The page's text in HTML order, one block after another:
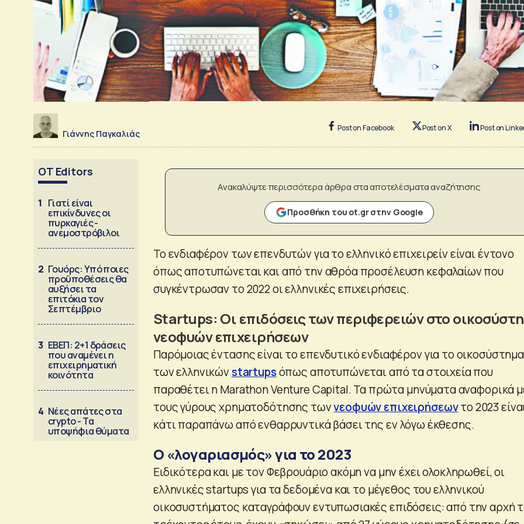
Γιάννης Παγκαλιάς
Post on Facebook Post on X Post on
OT Editors
1 Γιατί είναι
επικίνδυνες οι
πυρκαγιές -
ανεμοστρόβιλοι
2 Γουόρς: Υπό ποιες
προϋποθέσεις θα
αυξήσει τα
επιτόκια τον
Σεπτέμβριο
3 ΕΒΕΠ: 2+1 δράσεις
που αναμένει η
επιχειρηματική
κοινότητα
4 Νέες απάτες στα
crypto - Τα
υποψήφια θύματα
Ανακαλύψτε περισσότερα άρθρα στα αποτελέσματα αναζήτησης
Προσθήκη του ot.gr στην Google
Το ενδιαφέρον των επενδυτών για το ελληνικό επιχειρείν είναι έντονο
όπως αποτυπώνεται και από την αθρόα προσέλευση κεφαλαίων που
συγκέντρωσαν το 2022 οι ελληνικές επιχειρήσεις.
Startups: Οι επιδόσεις των περιφερειών στο
νεοφυών επιχειρήσεων
Παρόμοιας έντασης είναι το επενδυτικό ενδιαφέρον για το οικοσύστημα
των ελληνικών startupsόπως αποτυπώνεται από τα στοιχεία που
παραθέτει η Marathon Venture Capital. Τα πρώτα μηνύματα αναφορικά
τους γύρους χρηματοδότησης τωννεοφυών επιχειρήσεωντο 2023
κάτι παραπάνω από ενθαρρυντικά βάσει της εν λόγω έκθεσης.
Ο «λογαριασμός» για το 2023
Ειδικότερα και με τον Φεβρουάριο ακόμη να μην έχει ολοκληρωθεί, οι
ελληνικές startups για τα δεδομένα και το μέγεθος του ελληνικού
οικοσυστήματος καταγράφουν εντυπωσιακές επιδόσεις: από την αρχή